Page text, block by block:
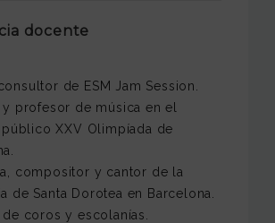
docente
de ESM Jam Session.
profesor de música en el
XXV Olimpíada de
compositor y cantor de la
de Santa Dorotea en Barcelona.
coros y escolanías.